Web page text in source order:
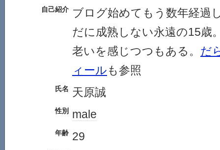
自己紹介 ブログ始めてもう数年経過
だに成熟しない永遠の15歳
老いを感じつつもある。 だ
ィールも参照
氏名 天原誠
性別 male
年齢 29